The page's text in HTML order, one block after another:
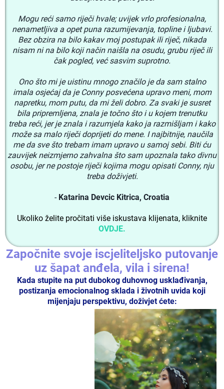
Mogu reći samo riječi hvale; uvijek vrlo profesionalna,
nenametljiva a opet puna razumijevanja, topline i ljubavi.
Bez obzira na bilo kakav moj postupak ili riječ, nikada
nisam ni na bilo koji način naišla na osudu, grubu riječ ili
čak pogled, već sasvim suprotno.
Ono što mi je uistinu mnogo značilo je da sam stalno
imala osjećaj da je Conny posvećena upravo meni, mom
napretku, mom putu, da mi želi dobro. Za svaki je susret
bila pripremljena, znala je točno što i u kojem trenutku
treba reći, jer je znala i razumjela kako ja razmišljam i kako
može sa malo riječi doprijeti do mene. I najbitnije, naučila
me da sve što trebam imam upravo u samoj sebi. Biti ću
zauvijek neizmjerno zahvalna što sam upoznala tako divnu
osobu, jer ne postoje riječi kojima mogu opisati Conny, nju
treba doživjeti.
- Katarina Devcic Kitrica, Croatia
Ukoliko želite pročitati više iskustava klijenata, kliknite
OVDJE.
Započnite svoje iscjeliteljsko putovanje
uz šapat anđela, vila i sirena!
Kada stupite na put dubokog duhovnog usklađivanja,
postizanja emocionalnog sklada i životnih uvida koji
mijenjaju perspektivu, doživjet ćete: